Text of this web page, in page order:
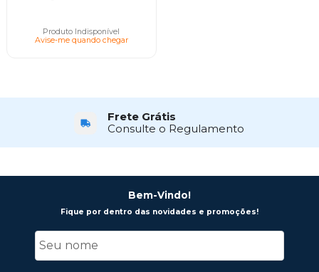
Produto Indisponível
Avise-me quando chegar
Frete Grátis
Consulte o Regulamento
Bem-Vindo!
Fique por dentro das novidades e promoções!